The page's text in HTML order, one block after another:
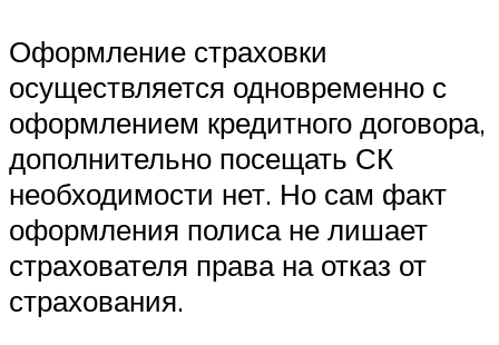
Оформление страховки
осуществляется одновременно с
оформлением кредитного договора,
дополнительно посещать СК
необходимости нет. Но сам факт
оформления полиса не лишает
страхователя права на отказ от
страхования.